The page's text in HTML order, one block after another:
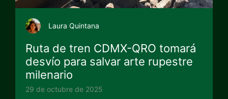
Laura Quintana
Ruta de tren CDMX-QRO tomará
desvío para salvar arte rupestre
milenario
29 de octubre de 2025